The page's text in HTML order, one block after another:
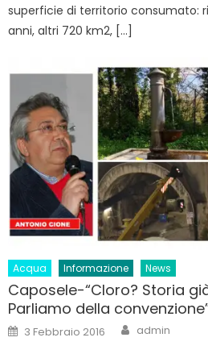
superficie di territorio consumato:
anni, altri 720 km2, […]
Acqua Informazione News
Caposele-“Cloro? Storia
Parliamo della
Posted
on
3 Febbraio 2016 Author
admin